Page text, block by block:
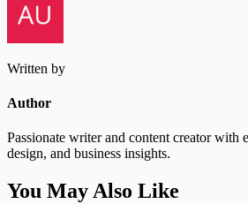
Written by
Author
Passionate writer and content creator with
design, and business insights.
You May Also Like